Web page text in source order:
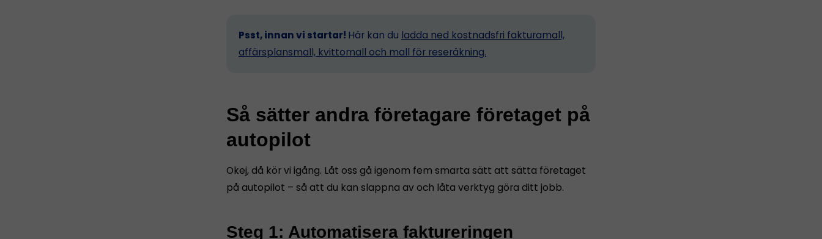
Psst, innan vi startar! Här kan du ladda ned kostnadsfri fakturamall,
affärsplansmall, kvittomall och mall för reseräkning.
Så sätter andra företagare företaget på
autopilot
Okej, då kör vi igång. Låt oss gå igenom fem smarta sätt att sätta företaget
på autopilot – så att du kan slappna av och låta verktyg göra ditt jobb.
Steg 1: Automatisera faktureringen